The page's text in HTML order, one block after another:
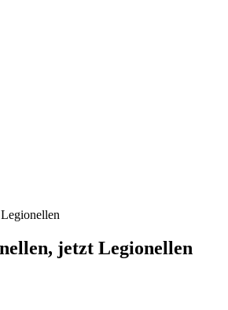
jetzt Legionellen